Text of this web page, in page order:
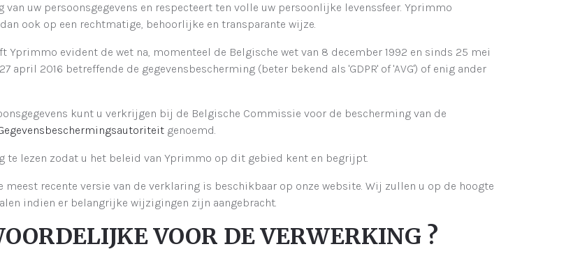
uw persoonsgegevens en respecteert ten volle uw persoonlijke levenssfeer. Yprimmo
ook op een rechtmatige, behoorlijke en transparante wijze.
Yprimmo evident de wet na, momenteel de Belgische wet van 8 december 1992 en sinds 25 mei
april 2016 betreffende de gegevensbescherming (beter bekend als 'GDPR' of 'AVG') of enig ander
kunt u verkrijgen bij de Belgische Commissie voor de bescherming van de
genoemd.
lezen zodat u het beleid van Yprimmo op dit gebied kent en begrijpt.
recente versie van de verklaring is beschikbaar op onze website. Wij zullen u op de hoogte
indien er belangrijke wijzigingen zijn aangebracht.
VOOR DE VERWERKING ?